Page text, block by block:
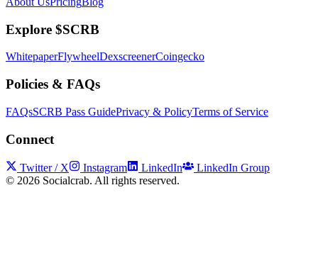
Explore $SCRB
WhitepaperFlywheelDexscreenerCoingecko
Policies & FAQs
FAQsSCRB Pass GuidePrivacy & PolicyTerms of Service
Connect
Twitter / X Instagram LinkedIn
LinkedIn Group
© 2026 Socialcrab. All rights reserved.